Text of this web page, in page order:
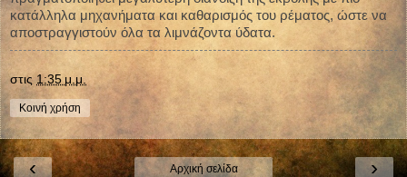
κατάλληλα μηχανήματα και καθαρισμός του ρέματος, ώστε να
αποστραγγιστούν όλα τα λιμνάζοντα ύδατα.
στις 1:35 μ.μ.
Κοινή χρήση
‹ ›
Αρχική σελίδα